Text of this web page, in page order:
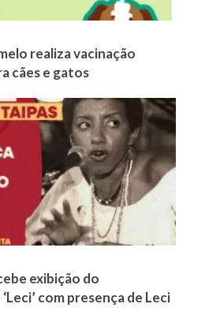
realiza vacinação
cães e gatos
exibição do
com presença de Leci